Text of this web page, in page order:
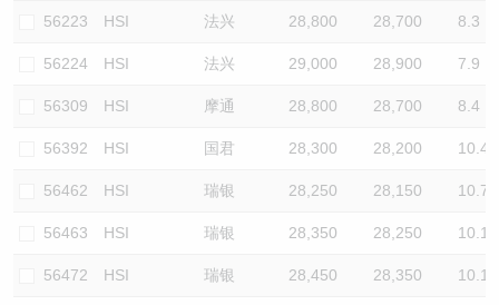
56223 HSI 法兴 28,800 28,700 8.3
56224 HSI 法兴 29,000 28,900 7.9
56309 HSI 摩通 28,800 28,700 8.4
56392 HSI 国君 28,300 28,200 10.4
56462 HSI 瑞银 28,250 28,150 10.7
56463 HSI 瑞银 28,350 28,250 10.1
56472 HSI 瑞银 28,450 28,350 10.1